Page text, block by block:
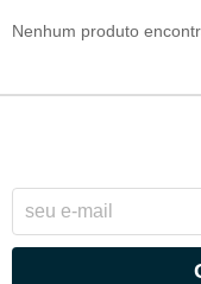
Nenhum produto